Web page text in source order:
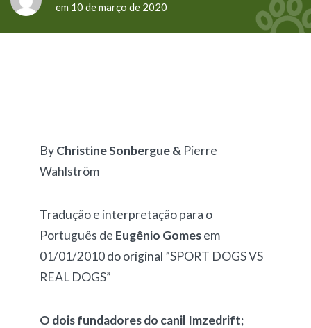
em 10 de março de 2020
ByChristine Sonbergue & Pierre
Wahlström
Tradução e interpretação para o
Português de Eugênio Gomesem
01/01/2010 do original ”SPORT DOGS VS
REAL DOGS”
O dois fundadores do canil Imzedrift;